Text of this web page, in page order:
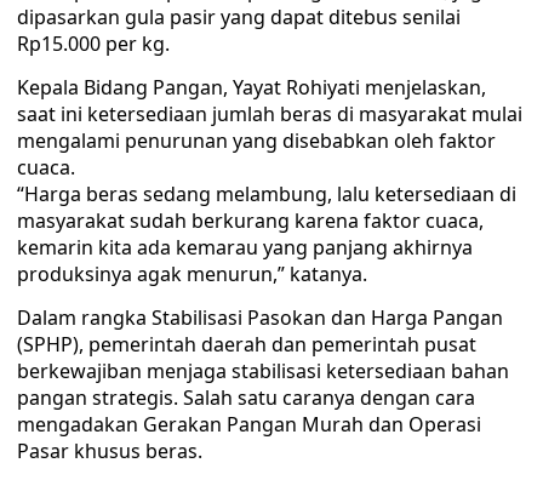
dipasarkan gula pasir yang dapat ditebus senilai
Rp15.000 per kg.
Kepala Bidang Pangan, Yayat Rohiyati menjelaskan,
saat ini ketersediaan jumlah beras di masyarakat mulai
mengalami penurunan yang disebabkan oleh faktor
cuaca.
“Harga beras sedang melambung, lalu ketersediaan di
masyarakat sudah berkurang karena faktor cuaca,
kemarin kita ada kemarau yang panjang akhirnya
produksinya agak menurun,” katanya.
Dalam rangka Stabilisasi Pasokan dan Harga Pangan
(SPHP), pemerintah daerah dan pemerintah pusat
berkewajiban menjaga stabilisasi ketersediaan bahan
pangan strategis. Salah satu caranya dengan cara
mengadakan Gerakan Pangan Murah dan Operasi
Pasar khusus beras.